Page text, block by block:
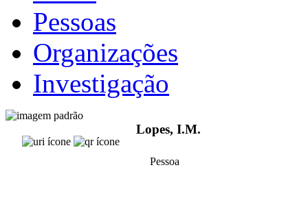
Pessoas
Organizações
Investigação
Lopes, I.M.
Pessoa